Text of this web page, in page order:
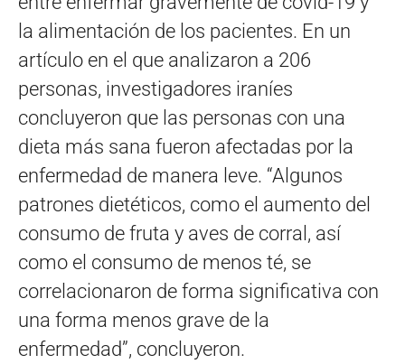
la alimentación de los pacientes. En un
artículo en el que analizaron a 206
personas, investigadores iraníes
concluyeron que las personas con una
dieta más sana fueron afectadas por la
enfermedad de manera leve. “Algunos
patrones dietéticos, como el aumento del
consumo de fruta y aves de corral, así
como el consumo de menos té, se
correlacionaron de forma significativa con
una forma menos grave de la
enfermedad”, concluyeron.